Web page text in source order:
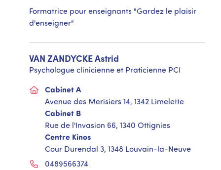
Formatrice pour enseignants "Gardez le plaisir
d'enseigner"
VAN ZANDYCKEAstrid
Psychologue clinicienne et Praticienne PCI
Cabinet A
Avenue des Merisiers 14, 1342 Limelette
Cabinet B
Rue de l'Invasion 66, 1340 Ottignies
Centre Kinos
Cour Durendal 3, 1348 Louvain-la-Neuve
0489566374